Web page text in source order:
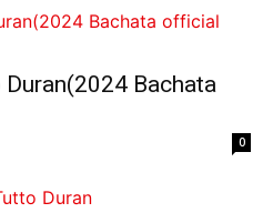
Duran(2024 Bachata
0